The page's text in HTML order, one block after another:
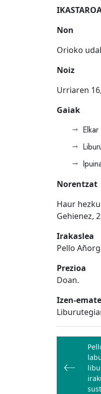
Non
Orioko
Noiz
Urriaren
Gaiak
Norentzat
Haur
Gehienez,
Irakaslea
Pello
Prezioa
Doan.
Izen-
zehar